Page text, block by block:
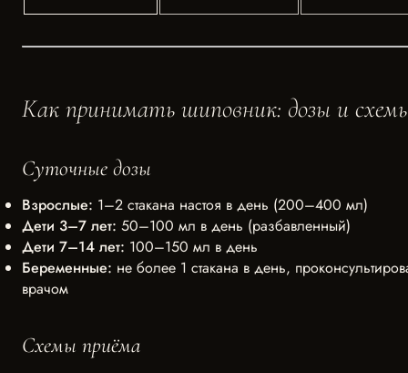
Как принимать шиповник: дозы и
Суточные дозы
Взрослые: 1–2 стакана настоя в день (200–400 мл)
Дети 3–7 лет: 50–100 мл в день (разбавленный)
Дети 7–14 лет: 100–150 мл в день
Беременные: не более 1 стакана в день,
врачом
Схемы приёма